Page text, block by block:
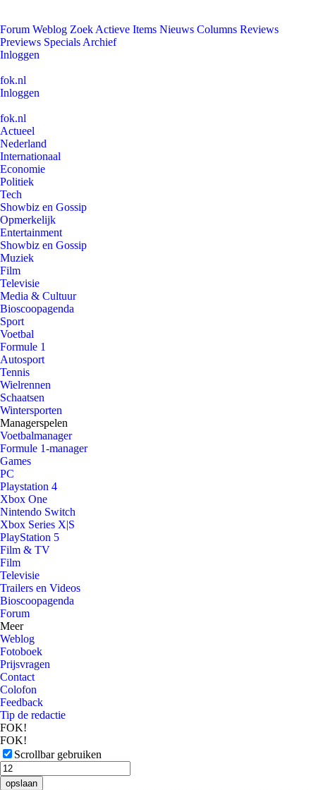
Forum Weblog Zoek Actieve Items Nieuws Columns Reviews
Previews Specials Archief
Inloggen
fok.nl
Inloggen
fok.nl
Actueel
Nederland
Internationaal
Economie
Politiek
Tech
Showbiz en Gossip
Opmerkelijk
Entertainment
Showbiz en Gossip
Muziek
Film
Televisie
Media & Cultuur
Bioscoopagenda
Sport
Voetbal
Formule 1
Autosport
Tennis
Wielrennen
Schaatsen
Wintersporten
Managerspelen
Voetbalmanager
Formule 1-manager
Games
PC
Playstation 4
Xbox One
Nintendo Switch
Xbox Series X|S
PlayStation 5
Film & TV
Film
Televisie
Trailers en Videos
Bioscoopagenda
Forum
Meer
Weblog
Fotoboek
Prijsvragen
Contact
Colofon
Feedback
Tip de redactie
FOK!
FOK!
Scrollbar gebruiken
opslaan